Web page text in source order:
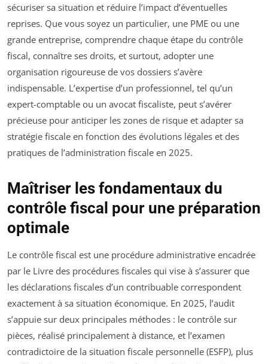
sécuriser sa situation et réduire l’impact d’éventuelles
reprises. Que vous soyez un particulier, une PME ou une
grande entreprise, comprendre chaque étape du contrôle
fiscal, connaître ses droits, et surtout, adopter une
organisation rigoureuse de vos dossiers s’avère
indispensable. L’expertise d’un professionnel, tel qu’un
expert-comptable ou un avocat fiscaliste, peut s’avérer
précieuse pour anticiper les zones de risque et adapter sa
stratégie fiscale en fonction des évolutions légales et des
pratiques de l’administration fiscale en 2025.
Maîtriser les fondamentaux du
contrôle fiscal pour une préparation
optimale
Le contrôle fiscal est une procédure administrative encadrée
par le Livre des procédures fiscales qui vise à s’assurer que
les déclarations fiscales d’un contribuable correspondent
exactement à sa situation économique. En 2025, l’audit
s’appuie sur deux principales méthodes : le contrôle sur
pièces, réalisé principalement à distance, et l’examen
contradictoire de la situation fiscale personnelle (ESFP), plus